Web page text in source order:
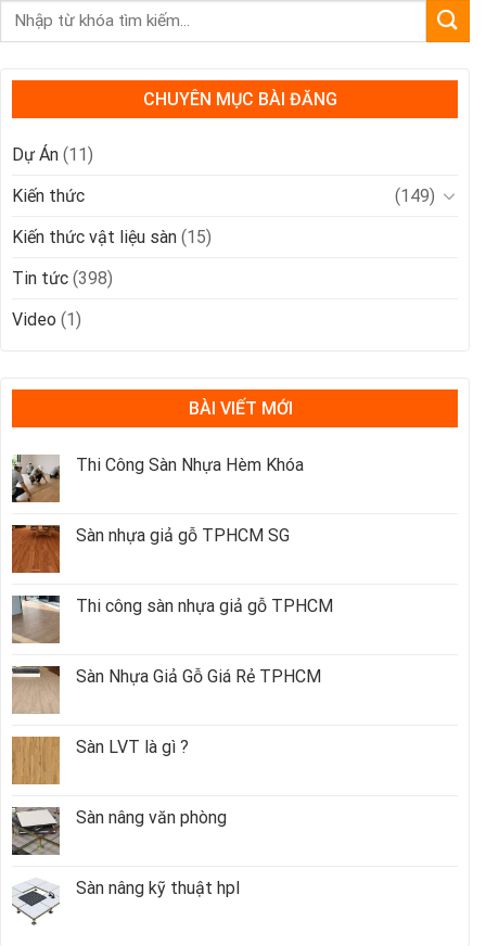
CHUYÊN MỤC BÀI ĐĂNG
Dự Án (11)
Kiến thức
(149)
Kiến thức vật liệu sàn (15)
Tin tức (398)
Video (1)
BÀI VIẾT MỚI
Thi Công Sàn Nhựa Hèm Khóa
Sàn nhựa giả gỗ TPHCM SG
Thi công sàn nhựa giả gỗ TPHCM
Sàn Nhựa Giả Gỗ Giá Rẻ TPHCM
Sàn LVT là gì ?
Sàn nâng văn phòng
Sàn nâng kỹ thuật hpl